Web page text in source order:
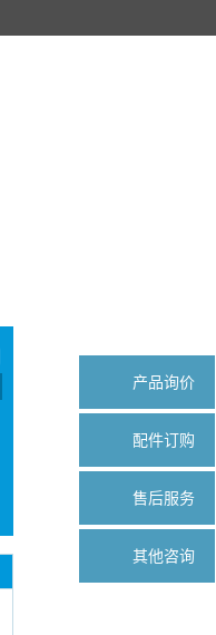
产品询价
配件订购
售后服务
其他咨询